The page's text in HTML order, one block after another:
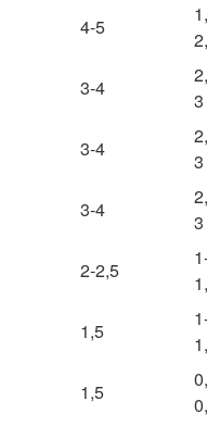
4-5
3-4
3
3-4
3
3-4
3
2-2,5
1,5
1,5